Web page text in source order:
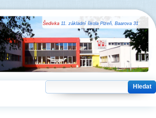
Šedivka 11. základní škola Plzeň, Baarova 31